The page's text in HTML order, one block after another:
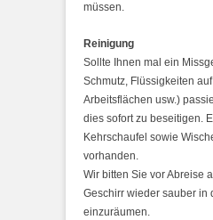
müssen.
Reinigung
Sollte Ihnen mal ein
Schmutz, Flüssigkeiten
Arbeitsflächen usw.)
dies sofort zu beseitigen.
Kehrschaufel sowie
vorhanden.
Wir bitten Sie vor Abreise
Geschirr wieder sauber in
einzuräumen.